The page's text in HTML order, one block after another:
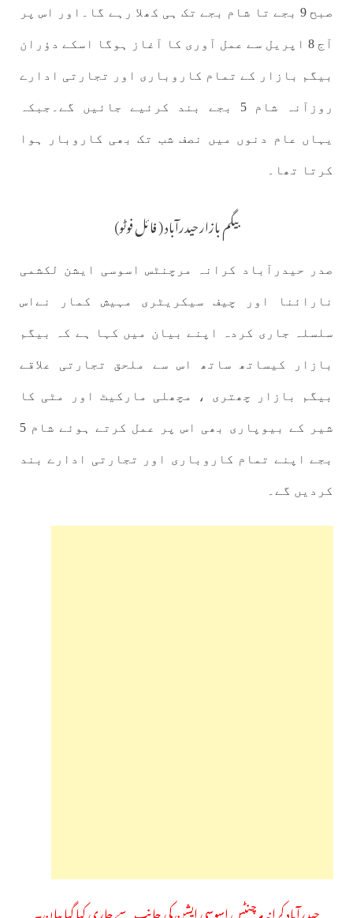
صبح 9 بجے تا شام بجے تک ہی کھلا رہے گا۔اور اس پر
آج 8 اپریل سے عمل آوری کا آغاز ہوگا اسکے دؤران
بیگم بازار کے تمام کاروباری اور تجارتی ادارے
روزآنہ شام 5 بجے بند کرئیے جائیں گے۔جبکہ
یہاں عام دنوں میں نصف شب تک بھی کاروبار ہوا
کرتا تھا۔
بیگم بازار حیدرآباد ( فائل فوٹو)
صدر حیدرآباد کرانہ مرچنٹس اسوسی ایشن لکشمی
نارائنا اور چیف سیکریٹری مہیش کمار نےاس
سلسلہ جاری کردہ اپنے بیان میں کہا ہے کہ بیگم
بازار کیساتھ ساتھ اس سے ملحق تجارتی علاقے
بیگم بازار چھتری ، مچھلی مارکیٹ اور مٹی کا
شیر کے بیوپاری بھی اس پر عمل کرتے ہوئے شام 5
بجے اپنے تمام کاروباری اور تجارتی ادارے بند
کردیں گے۔
حیدرآباد کرانہ مرچنٹس اسوسی ایشن کی جانب سے جاری کیا گیا بیان۔